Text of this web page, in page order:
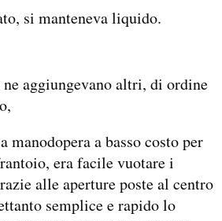
si manteneva liquido.
aggiungevano altri, di ordine
manodopera a basso costo per
era facile vuotare i
alle aperture poste al centro
semplice e rapido lo